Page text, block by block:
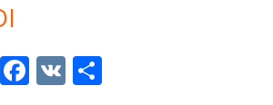
X F V